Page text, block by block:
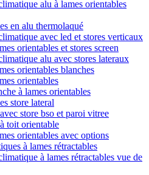
alu à lames orientables
en alu thermolaqué
avec led et stores verticaux
orientables et stores screen
alu avec stores lateraux
orientables blanches
orientables
à lames orientables
store lateral
store bso et paroi vitree
toit orientable
orientables avec options
à lames rétractables
à lames rétractables vue de